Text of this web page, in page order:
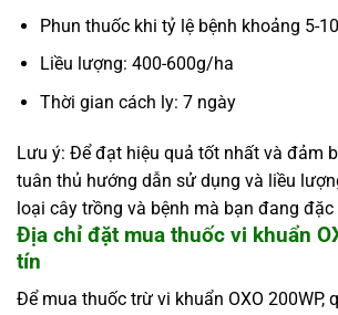
Phun thuốc khi tỷ lệ bệnh khoảng 5-
Liều lượng: 400-600g/ha
Thời gian cách ly: 7 ngày
Lưu ý: Để đạt hiệu quả tốt nhất và đảm
tuân thủ hướng dẫn sử dụng và liều
loại cây trồng và bệnh mà bạn đang đặc
Địa chỉ đặt mua thuốc vi khuẩn
tín
Để mua thuốc trừ vi khuẩn OXO 200WP,